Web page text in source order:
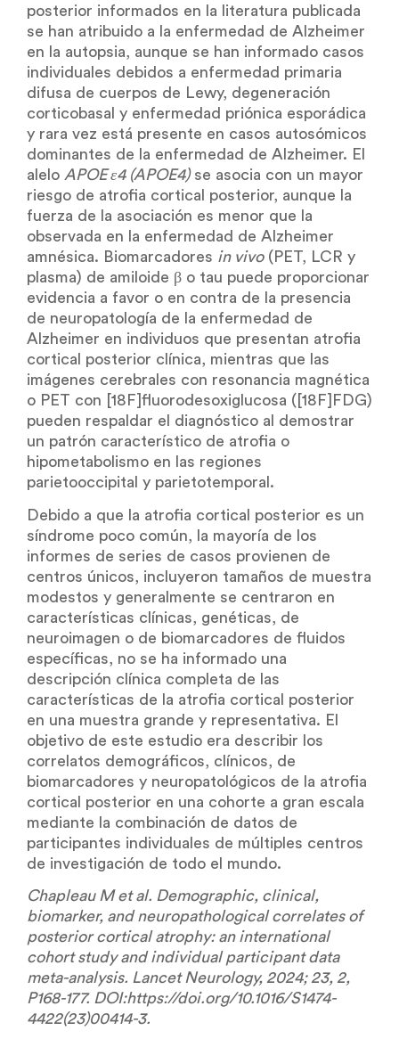
posterior informados en la literatura publicada
se han atribuido a la enfermedad de Alzheimer
en la autopsia, aunque se han informado casos
individuales debidos a enfermedad primaria
difusa de cuerpos de Lewy, degeneración
corticobasal y enfermedad priónica esporádica
y rara vez está presente en casos autosómicos
dominantes de la enfermedad de Alzheimer. El
alelo APOE ε4 (APOE4)se asocia con un mayor
riesgo de atrofia cortical posterior, aunque la
fuerza de la asociación es menor que la
observada en la enfermedad de Alzheimer
amnésica. Biomarcadores in vivo(PET, LCR y
plasma) de amiloide β o tau puede proporcionar
evidencia a favor o en contra de la presencia
de neuropatología de la enfermedad de
Alzheimer en individuos que presentan atrofia
cortical posterior clínica, mientras que las
imágenes cerebrales con resonancia magnética
o PET con [18F]fluorodesoxiglucosa ([18F]FDG)
pueden respaldar el diagnóstico al demostrar
un patrón característico de atrofia o
hipometabolismo en las regiones
parietooccipital y parietotemporal.
Debido a que la atrofia cortical posterior es un
síndrome poco común, la mayoría de los
informes de series de casos provienen de
centros únicos, incluyeron tamaños de muestra
modestos y generalmente se centraron en
características clínicas, genéticas, de
neuroimagen o de biomarcadores de fluidos
específicas, no se ha informado una
descripción clínica completa de las
características de la atrofia cortical posterior
en una muestra grande y representativa. El
objetivo de este estudio era describir los
correlatos demográficos, clínicos, de
biomarcadores y neuropatológicos de la atrofia
cortical posterior en una cohorte a gran escala
mediante la combinación de datos de
participantes individuales de múltiples centros
de investigación de todo el mundo.
Chapleau M et al. Demographic, clinical,
biomarker, and neuropathological correlates of
posterior cortical atrophy: an international
cohort study and individual participant data
meta-analysis. Lancet Neurology, 2024; 23, 2,
P168-177. DOI:https://doi.org/10.1016/S1474-
4422(23)00414-3.